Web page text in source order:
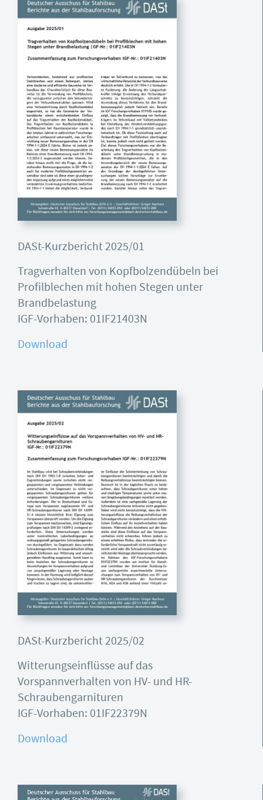
DASt-Kurzbericht 2025/01
Tragverhalten von Kopfbolzendübeln bei
Profilblechen mit hohen Stegen unter
Brandbelastung
IGF-Vorhaben: 01IF21403N
Download
DASt-Kurzbericht 2025/02
Witterungseinflüsse auf das
Vorspannverhalten von HV- und HR-
Schraubengarnituren
IGF-Vorhaben: 01IF22379N
Download